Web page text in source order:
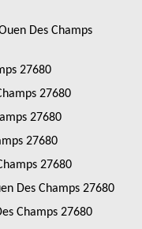
Des Champs
27680
27680
27680
27680
27680
Des Champs 27680
Champs 27680